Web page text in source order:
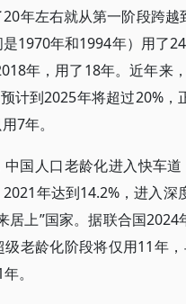
年左右就从第一阶段跨
1970年和1994年）用了
年，用了18年。近年来
计到2025年将超过20%
7年。
国人口老龄化进入快车
年达到14.2%，进入
居上”国家。据联合国
老龄化阶段将仅用11年
。